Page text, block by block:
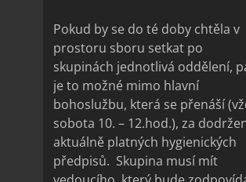
Pokud by se do té doby chtěla v
prostoru sboru setkat po
skupinách jednotlivá oddělení,
je to možné mimo hlavní
bohoslužbu, která se přenáší
sobota 10. – 12.hod.), za
aktuálně platných hygienických
předpisů. Skupina musí mít